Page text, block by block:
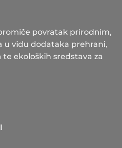
povratak prirodnim,
u vidu dodataka prehrani,
ekoloških sredstava za